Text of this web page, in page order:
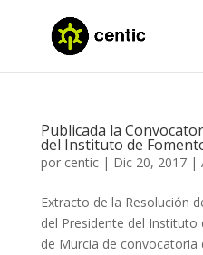
Publicada la
del Instituto de
por centic| Dic 20, 2017|
Extracto de la Resolución
del Presidente del
de Murcia de convocatoria